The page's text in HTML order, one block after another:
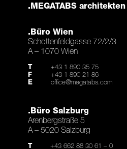
.MEGATABS
.Büro Wien
Schottenfeldgasse 72/2/3
A – 1070 Wien
T
+43 1 890 35 75
F
+43 1 890 21 86
E
office@megatabs.com
.Büro Salzburg
Arenbergstraße 5
A – 5020 Salzburg
T
+43 662 88 30 61 – 0